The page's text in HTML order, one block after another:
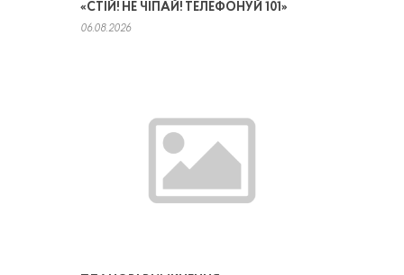
«СТІЙ! НЕ ЧІПАЙ! ТЕЛЕФОНУЙ 101»
06.08.2026